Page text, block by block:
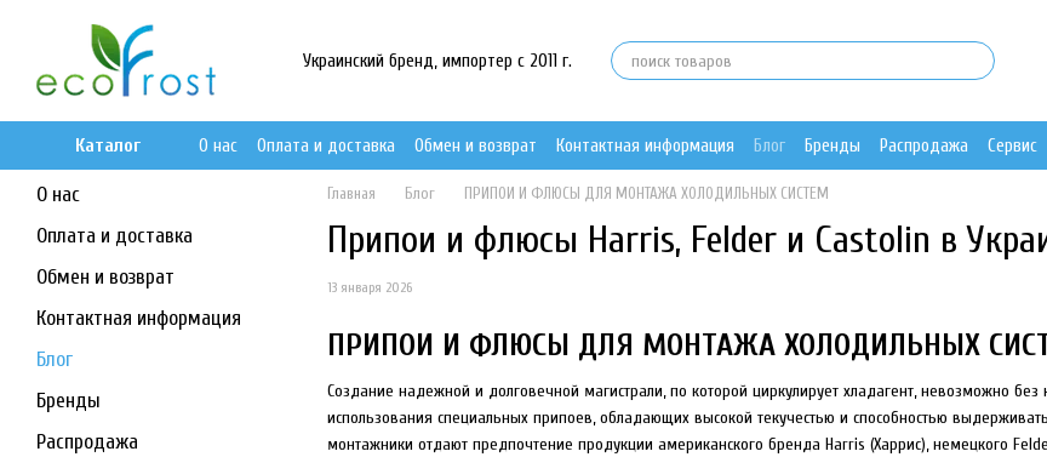
Украинский бренд, импортер с 2011 г.
Каталог О нас Оплата и доставка Обмен и возврат Контактная информация Блог Бренды Распродажа Сервис
Главная Блог ПРИПОИ И ФЛЮСЫ ДЛЯ МОНТАЖА ХОЛОДИЛЬНЫХ СИСТЕМ
Припои и флюсы Harris, Felder и Castolin в
13 января 2026
ПРИПОИ И ФЛЮСЫ ДЛЯ МОНТАЖА ХОЛОДИЛЬНЫХ
Создание надежной и долговечной магистрали, по которой циркулирует хладагент, невозможно
использования специальных припоев, обладающих высокой текучестью и способностью
монтажники отдают предпочтение продукции американского бренда Harris (Харрис), немецкого
О нас
Оплата и доставка
Обмен и возврат
Контактная информация
Блог
Бренды
Распродажа